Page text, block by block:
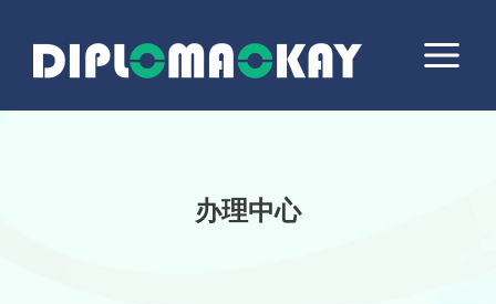
Menu
办理中心